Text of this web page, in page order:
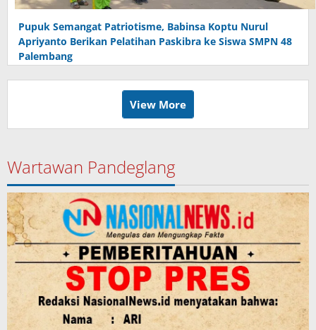
Pupuk Semangat Patriotisme, Babinsa Koptu Nurul
Apriyanto Berikan Pelatihan Paskibra ke Siswa SMPN 48
Palembang
View More
Wartawan Pandeglang